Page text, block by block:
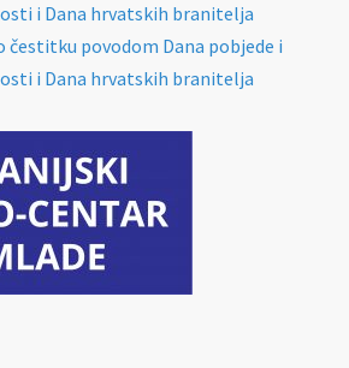
i Dana hrvatskih branitelja
čestitku povodom Dana pobjede i
i Dana hrvatskih branitelja